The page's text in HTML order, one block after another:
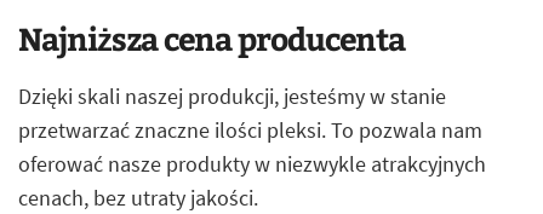
Najniższa cena producenta
Dzięki skali naszej produkcji, jesteśmy w stanie
przetwarzać znaczne ilości pleksi. To pozwala nam
oferować nasze produkty w niezwykle atrakcyjnych
cenach, bez utraty jakości.